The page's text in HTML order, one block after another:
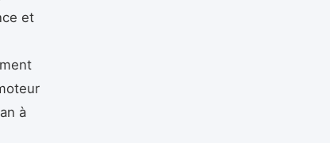
et
à